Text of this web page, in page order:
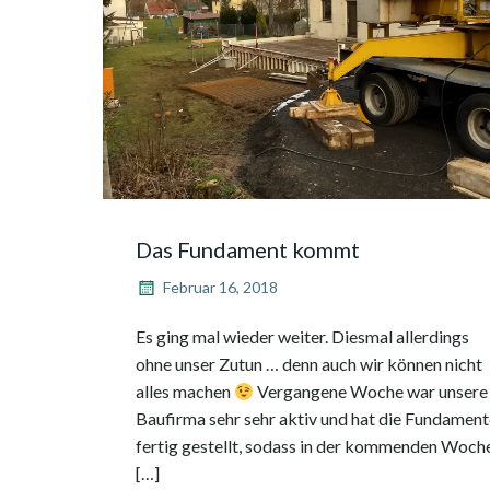
Das Fundament kommt
Februar 16, 2018
Es ging mal wieder weiter. Diesmal allerdings
ohne unser Zutun … denn auch wir können nicht
alles machen
Vergangene Woche war unsere
Baufirma sehr sehr aktiv und hat die
fertig gestellt, sodass in der kommenden
[…]